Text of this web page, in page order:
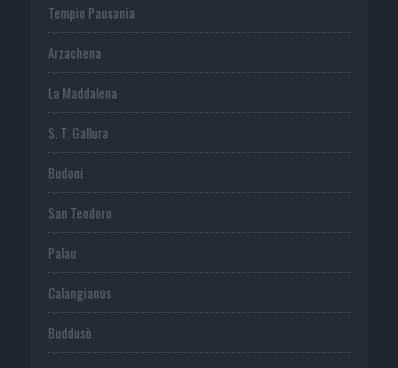
Tempio Pausania
Arzachena
La Maddalena
S. T. Gallura
Budoni
San Teodoro
Palau
Calangianus
Buddusò